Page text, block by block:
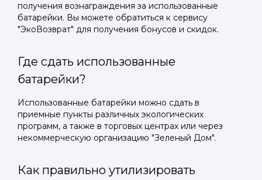
получения вознаграждения за использованные
батарейки. Вы можете обратиться к сервису
"ЭкоВозврат" для получения бонусов и скидок.
Где сдать использованные
батарейки?
Использованные батарейки можно сдать в
приемные пункты различных экологических
программ, а также в торговых центрах или через
некоммерческую организацию "Зеленый Дом".
Как правильно утилизировать